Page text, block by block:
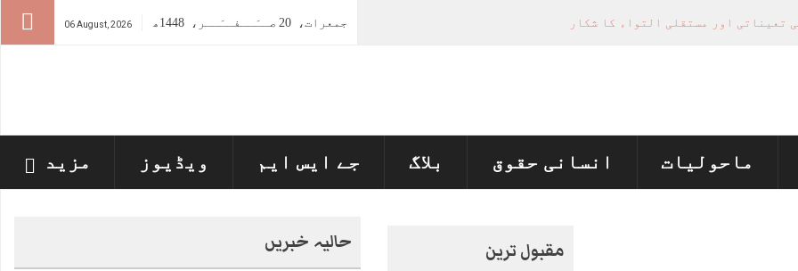
06 August, 2026 جمعرات، 20 صــَــفــَــر، 1448ھ تعیناتی اور مستقلی التواء کا شکار
اپنی زندگی کا خاتمہ کر لیا
ماحولیات انسانی حقوق بلاگ جے ایس ایم ویڈیوز مزید
مقبول ترین حالیہ خبریں